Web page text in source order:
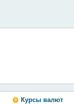
Курсы валют